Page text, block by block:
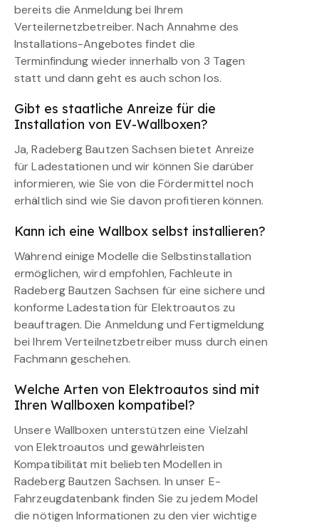
bereits die Anmeldung bei Ihrem
Verteilernetzbetreiber. Nach Annahme des
Installations-Angebotes findet die
Terminfindung wieder innerhalb von 3 Tagen
statt und dann geht es auch schon los.
Gibt es staatliche Anreize für die
Installation von EV-Wallboxen?
Ja, Radeberg Bautzen Sachsen bietet Anreize
für Ladestationen und wir können Sie darüber
informieren, wie Sie von die Fördermittel noch
erhältlich sind wie Sie davon profitieren können.
Kann ich eine Wallbox selbst installieren?
Während einige Modelle die Selbstinstallation
ermöglichen, wird empfohlen, Fachleute in
Radeberg Bautzen Sachsen für eine sichere und
konforme Ladestation für Elektroautos zu
beauftragen. Die Anmeldung und Fertigmeldung
bei Ihrem Verteilnetzbetreiber muss durch einen
Fachmann geschehen.
Welche Arten von Elektroautos sind mit
Ihren Wallboxen kompatibel?
Unsere Wallboxen unterstützen eine Vielzahl
von Elektroautos und gewährleisten
Kompatibilität mit beliebten Modellen in
Radeberg Bautzen Sachsen. In unser E-
Fahrzeugdatenbank finden Sie zu jedem Model
die nötigen Informationen zu den vier wichtige